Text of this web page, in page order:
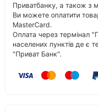
Приватбанку, а також з
Ви можете оплатити
MasterCard.
Оплата через термінал
населених пунктів де є
"Приват Банк".